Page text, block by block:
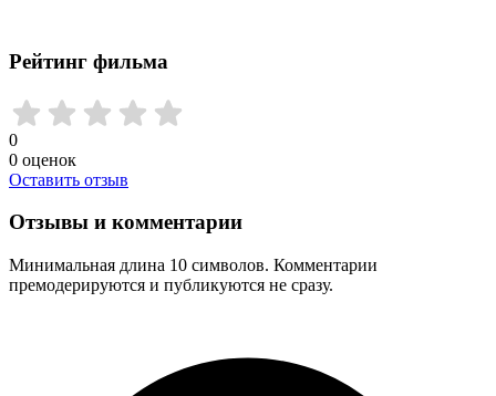
Рейтинг фильма
0
0 оценок
Оставить отзыв
Отзывы и комментарии
Минимальная длина 10 символов. Комментарии
премодерируются и публикуются не сразу.